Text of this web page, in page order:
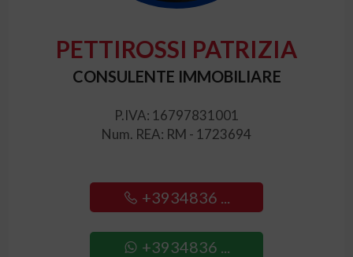
PETTIROSSI PATRIZIA
CONSULENTE IMMOBILIARE
P.IVA: 16797831001
Num. REA: RM - 1723694
+3934836 ...
+3934836 ...